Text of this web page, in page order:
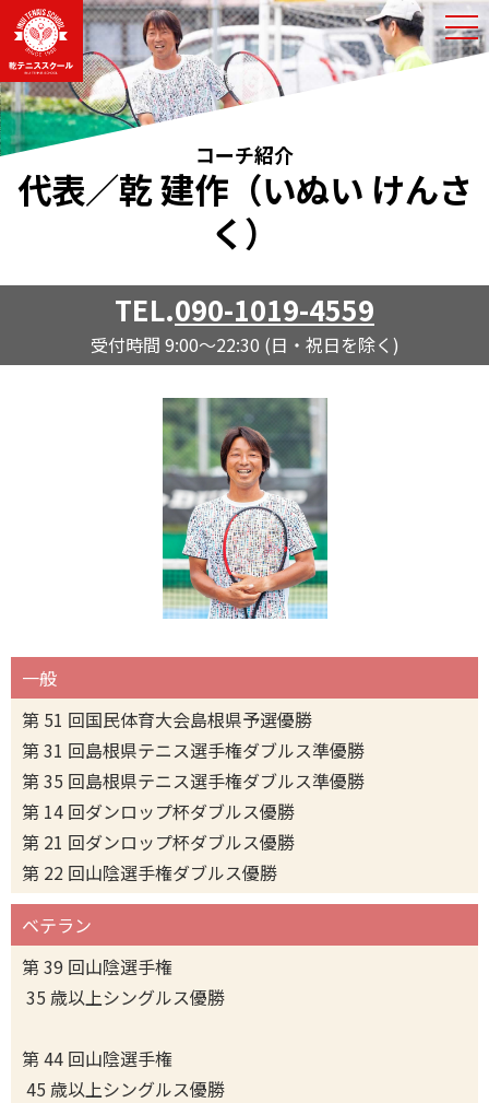
コーチ紹介
代表／乾 建作（いぬい けんさ
く）
TEL.090-1019-4559
受付時間 9:00～22:30 (日・祝日を除く)
一般
第 51 回国民体育大会島根県予選優勝
第 31 回島根県テニス選手権ダブルス準優勝
第 35 回島根県テニス選手権ダブルス準優勝
第 14 回ダンロップ杯ダブルス優勝
第 21 回ダンロップ杯ダブルス優勝
第 22 回山陰選手権ダブルス優勝
ベテラン
第 39 回山陰選手権
35 歳以上シングルス優勝
第 44 回山陰選手権
45 歳以上シングルス優勝